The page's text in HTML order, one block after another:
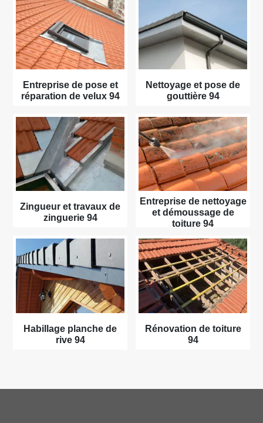
Entreprise de pose et
réparation de velux 94
Nettoyage et pose de
gouttière 94
Zingueur et travaux de
zinguerie 94
Entreprise de nettoyage
et démoussage de
toiture 94
Habillage planche de
rive 94
Rénovation de toiture
94